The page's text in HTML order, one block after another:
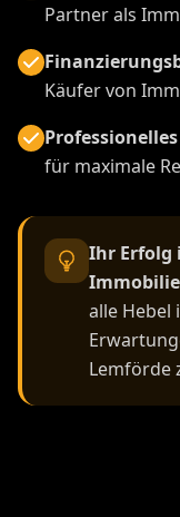
Partner als
Käufer von
für maximale
Ihr Erfolg
alle Hebel
Lemförde